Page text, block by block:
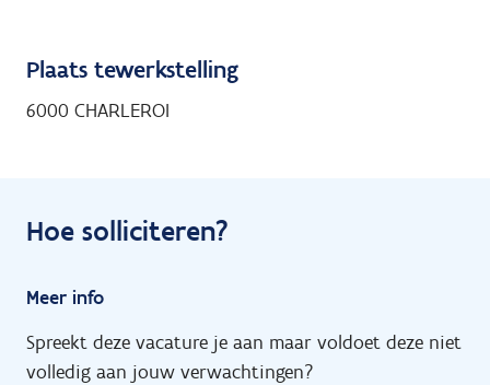
Plaats tewerkstelling
6000 CHARLEROI
Hoe solliciteren?
Meer info
Spreekt deze vacature je aan maar voldoet deze niet
volledig aan jouw verwachtingen?